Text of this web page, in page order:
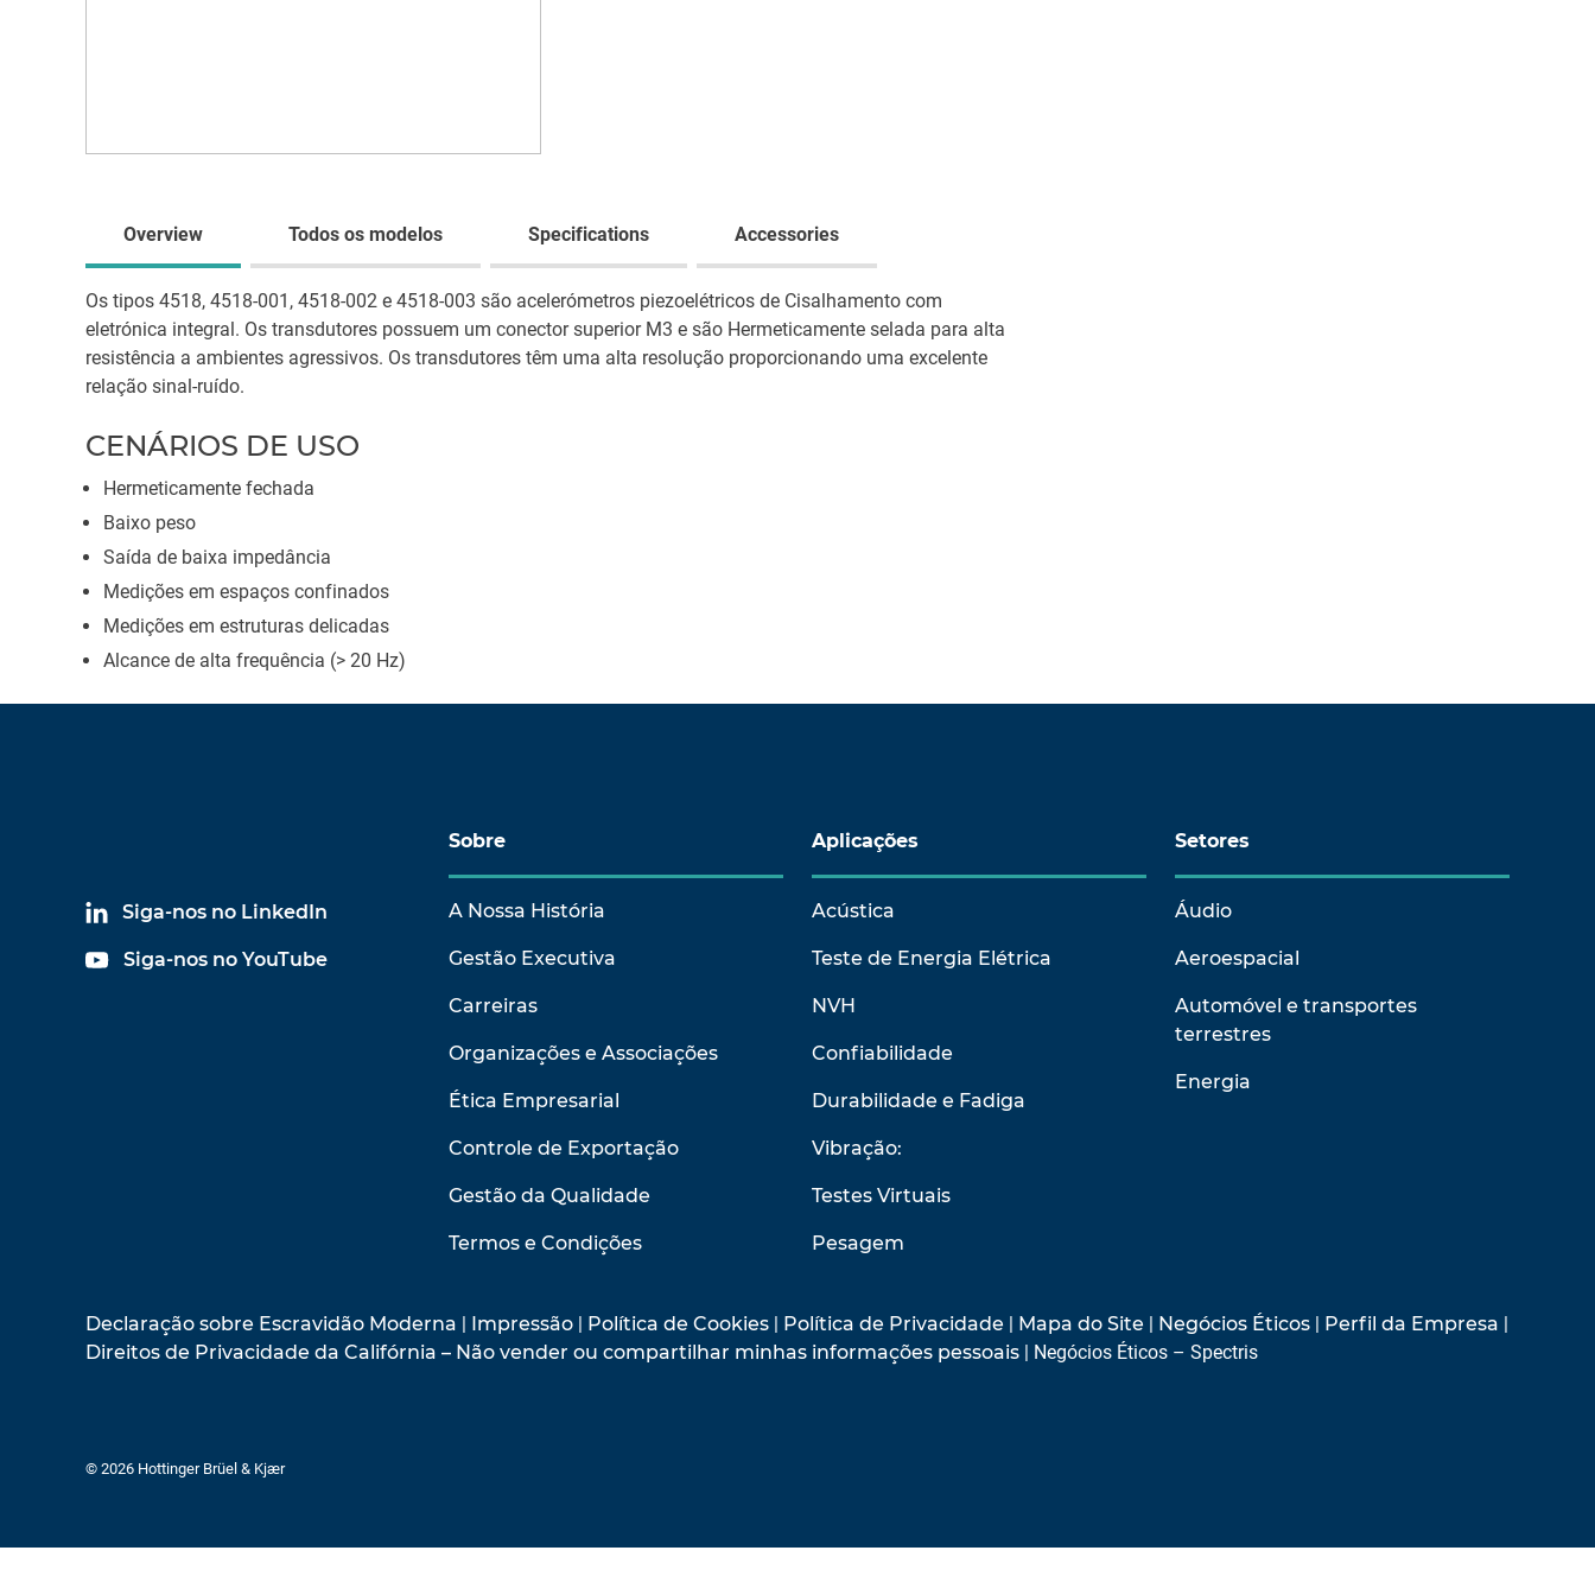
Overview Todos os modelos Specifications Accessories
Os tipos 4518, 4518-001, 4518-002 e 4518-003 são acelerómetros piezoelétricos de Cisalhamento com
eletrónica integral. Os transdutores possuem um conector superior M3 e são Hermeticamente selada para alta
resistência a ambientes agressivos. Os transdutores têm uma alta resolução proporcionando uma excelente
relação sinal-ruído.
CENÁRIOS DE USO
Hermeticamente fechada
Baixo peso
Saída de baixa impedância
Medições em espaços confinados
Medições em estruturas delicadas
Alcance de alta frequência (> 20 Hz)
Siga-nos no LinkedIn
Siga-nos no YouTube
Sobre
A Nossa História
Gestão Executiva
Carreiras
Organizações e Associações
Ética Empresarial
Controle de Exportação
Gestão da Qualidade
Termos e Condições
Aplicações
Acústica
Teste de Energia Elétrica
NVH
Confiabilidade
Durabilidade e Fadiga
Vibração:
Testes Virtuais
Pesagem
Setores
Áudio
Aeroespacial
Automóvel e transportes
terrestres
Energia
Declaração sobre Escravidão Moderna | Impressão | Política de Cookies | Política de Privacidade | Mapa do Site | Negócios Éticos | Perfil da Empresa |
Direitos de Privacidade da Califórnia – Não vender ou compartilhar minhas informações pessoais | Negócios Éticos – Spectris
© 2026 Hottinger Brüel & Kjær